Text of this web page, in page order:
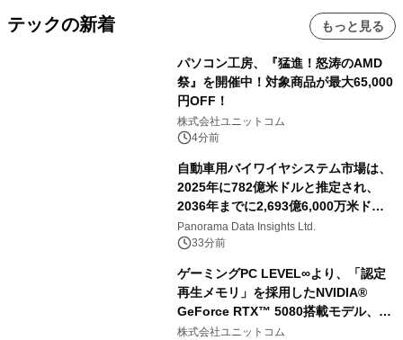
テックの新着 もっと見る
パソコン工房、『猛進！怒涛のAMD
祭』を開催中！対象商品が最大65,000
円OFF！
株式会社ユニットコム
4分前
自動車用バイワイヤシステム市場は、
2025年に782億米ドルと推定され、
2036年までに2,693億6,000万米ドル
に達すると予測されており、予測期間
（2026年～2036年）
Panorama Data Insights Ltd.
33分前
ゲーミングPC LEVEL∞より、「認定
再生メモリ」を採用したNVIDIA®
GeForce RTX™ 5080搭載モデル、
NVIDIA® GeForce RTX™ 5070 Ti搭
株式会社ユニットコム